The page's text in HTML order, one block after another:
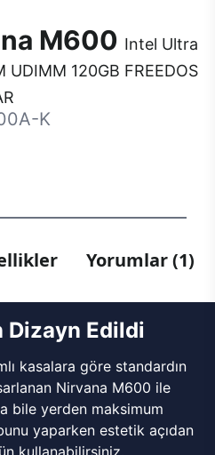
M600 Intel Ultra
UDIMM 120GB FREEDOS
K
Yorumlar (1)
Dizayn Edildi
kasalara göre standardın
Nirvana M600 ile
bile yerden maksimum
yaparken estetik açıdan
kullanabilirsiniz.